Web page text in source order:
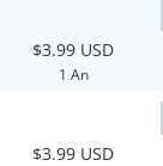
$3.99 USD
1 An
$3.99 USD